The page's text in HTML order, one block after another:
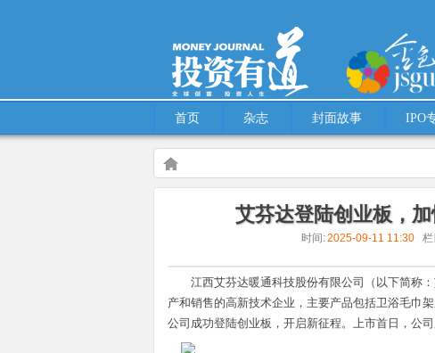
首页 杂志 封面故事 IPO
Warning: Use of undefined constant multiple - assumed
content/themes/Hcms/single.phpon line5
艾芬达登陆创业板，
时间:2025-09-11 11:30 栏
江西艾芬达暖通科技股份有限公司（以下简称
产和销售的高新技术企业，主要产品包括卫浴毛巾
公司成功登陆创业板，开启新征程。上市首日，公司